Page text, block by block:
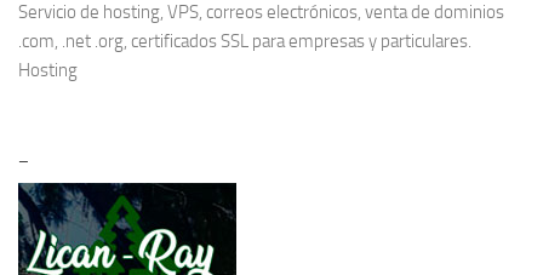
Servicio de hosting, VPS, correos electrónicos, venta de dominios
.com, .net .org, certificados SSL para empresas y particulares.
Hosting
–